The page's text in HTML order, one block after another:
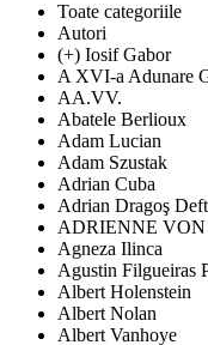
Toate categoriile
Autori
(+) Iosif Gabor
A XVI-a Adunare
AA.VV.
Abatele Berlioux
Adam Lucian
Adam Szustak
Adrian Cuba
Adrian Dragoş
ADRIENNE VON
Agneza Ilinca
Agustin Filgueiras
Albert Holenstein
Albert Nolan
Albert Vanhoye